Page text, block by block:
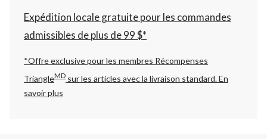
Expédition locale gratuite pour les commandes
admissibles de plus de 99 $*
*Offre exclusive pour les membres Récompenses
TriangleMD sur les articles avec la livraison standard.En
savoir plus